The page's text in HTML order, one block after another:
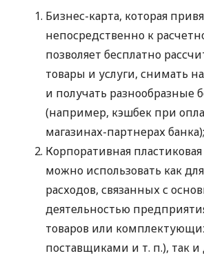
Бизнес-карта, которая
непосредственно к
позволяет бесплатно
товары и услуги, снимать
и получать разнообразные
(например, кэшбек при
магазинах-партнерах банка);
Корпоративная
можно использовать как
расходов, связанных с
деятельностью
товаров или
поставщиками и т. п.), так и